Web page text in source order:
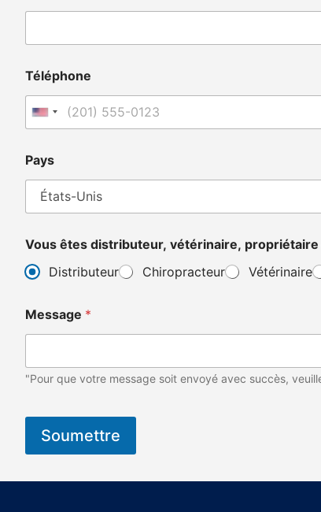
Téléphone
États-Unis +1
Pays
Vous êtes distributeur, vétérinaire,
Distributeur
Chiropracteur Vétérinaire
C
e
e
c
c
i
Message *
"Pour que votre message soit envoyé avec succès,
Soumettre